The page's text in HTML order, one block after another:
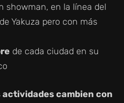
showman, en la línea del
Yakuza pero con más
de cada ciudad en su
actividades cambien con